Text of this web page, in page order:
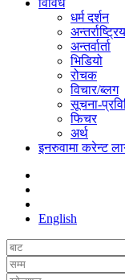
विविध
धर्म दर्शन
अन्तर्राष्ट्रिय
अन्तर्वार्ता
भिडियो
रोचक
विचार/ब्लग
सूचना-
फिचर
अर्थ
इनरुवामा करेन्ट
English